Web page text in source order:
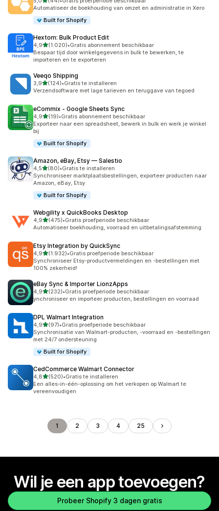
44 recensies in totaal
Automatiseer de boekhouding van omzet en administratie in Xero
Built for Shopify
Hextom: Bulk Product Edit
4,9van 5 sterren
(1.020)
1020 recensies in totaal
•Gratis abonnement beschikbaar
Bespaar tijd door winkelgegevens in bulk te bewerken, te
importeren en te exporteren
Veeqo Shipping
3,9van 5 sterren
(124)
124 recensies in totaal
•Gratis te installeren
Verzendsoftware met lage tarieven en teruggave van tegoed
eCommix ‑ Google Sheets Sync
4,9van 5 sterren
(19)
19 recensies in totaal
•Gratis abonnement beschikbaar
Exporteer naar een spreadsheet, bewerk in bulk en werk je winkel
bij
Built for Shopify
Amazon, eBay, Etsy — Salestio
4,5van 5 sterren
(80)
80 recensies in totaal
•Gratis te installeren
Synchroniseer marktplaatsbestellingen, exporteer producten naar
Amazon, eBay, Etsy
Built for Shopify
Webgility x QuickBooks Desktop
4,9van 5 sterren
(475)
475 recensies in totaal
•Gratis proefperiode beschikbaar
Automatiseer boekhouding, voorraad en uitbetalingsafstemming
Etsy Integration by QuickSync
4,9van 5 sterren
(1.932)
1932 recensies in totaal
•Gratis proefperiode beschikbaar
Synchroniseer Etsy-productvermeldingen en -bestellingen met
100% zekerheid!
eBay Sync & Importer LionzApps
4,9van 5 sterren
(232)
232 recensies in totaal
•Gratis proefperiode beschikbaar
ynchroniseer en importeer producten, bestellingen en voorraad
DPL Walmart Integration
4,9van 5 sterren
(97)
97 recensies in totaal
•Gratis proefperiode beschikbaar
Synchronisatie van Walmart-producten, -voorraad en -bestellingen
met 24/7 ondersteuning
Built for Shopify
CedCommerce Walmart Connector
4,8van 5 sterren
(520)
520 recensies in totaal
•Gratis te installeren
Een alles-in-één-oplossing om het verkopen op Walmart te
vereenvoudigen
1 2 3 4 25
Wil je een app toevoegen?
Probeer Shopify 3 dagen gratis